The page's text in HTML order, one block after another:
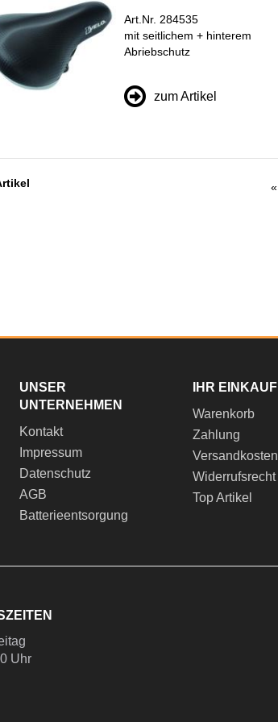
Art.Nr. 284535
mit seitlichem + hinterem
Abriebschutz
zum Artikel
«
UNSER
UNTERNEHMEN
Kontakt
Impressum
Datenschutz
AGB
Batterieentsorgung
IHR EINKAUF
Warenkorb
Zahlung
Versandkosten
Widerrufsrecht
Top Artikel
Uhr